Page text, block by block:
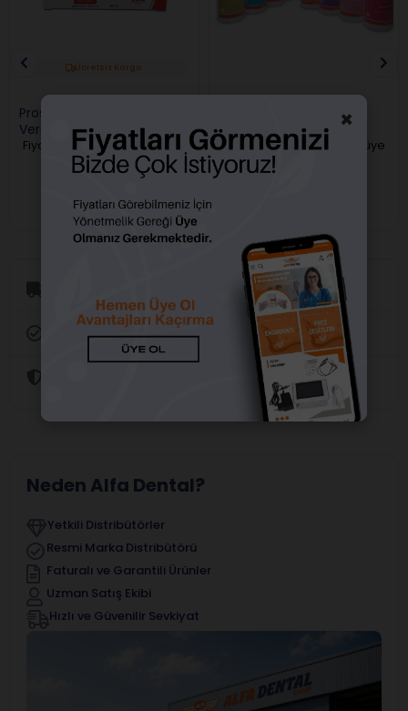
Ücretsiz Kargo
Proshield Varnish Koruyucu
Vernik 200'lük
Fiyatları görebilmek için üye
girişi yapmalısınız.
Fiyatları görebilmek için üye
girişi yapmalısınız.
Orijinal Ürün Garantisi
Neden Alfa Dental?
Yetkili Distribütörler
Resmi Marka Distribütörü
Faturalı ve Garantili Ürünler
Uzman Satış Ekibi
Hızlı ve Güvenilir Sevkiyat
×